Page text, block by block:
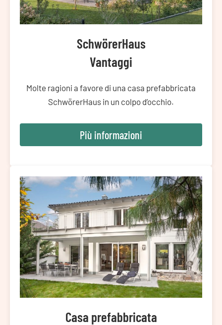
SchwörerHaus
Vantaggi
Molte ragioni a favore di una casa prefabbricata
SchwörerHaus in un colpo d’occhio.
Più informazioni
Casa prefabbricata